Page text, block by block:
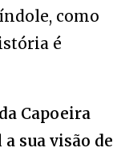
como
é
Capoeira
sua visão de